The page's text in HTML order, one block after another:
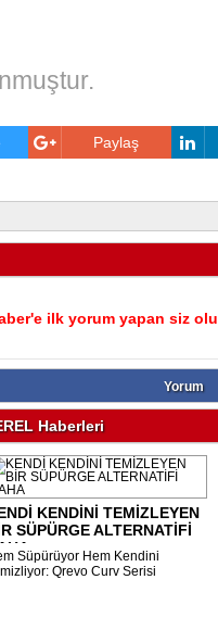
Paylaş
ilk yorum yapan siz
Yorum
Haberleri
KENDİNİ TEMİZLEYEN
SÜPÜRGE ALTERNATİFİ
Süpürüyor Hem Kendini
Qrevo Curv Serisi